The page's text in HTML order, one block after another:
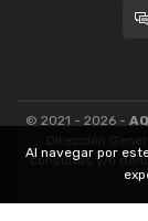
© 2021 - 2026 -
Dirección
consultas y/o
Al navegar por